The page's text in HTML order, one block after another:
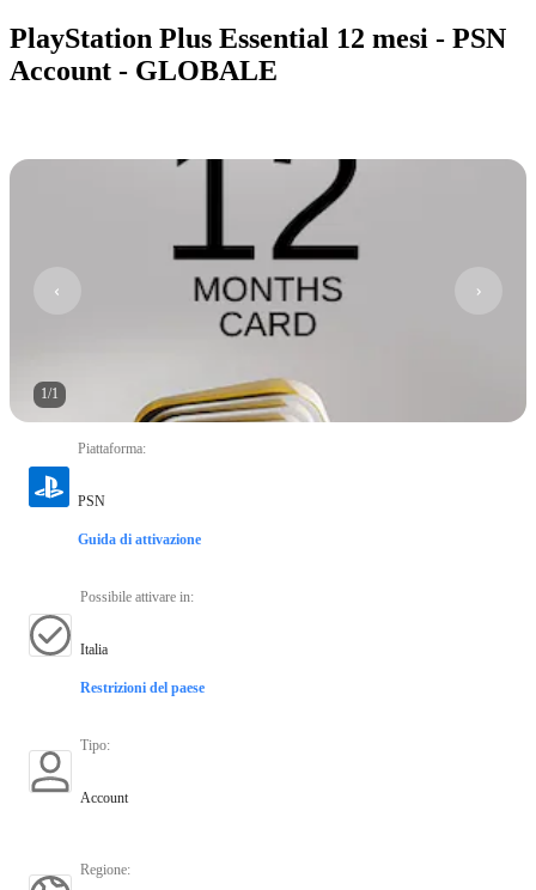
PlayStation Plus Essential 12 mesi - PSN
Account - GLOBALE
1/1
Piattaforma:
PSN
Guida di attivazione
Possibile attivare in:
Italia
Restrizioni del paese
Tipo:
Account
Regione: